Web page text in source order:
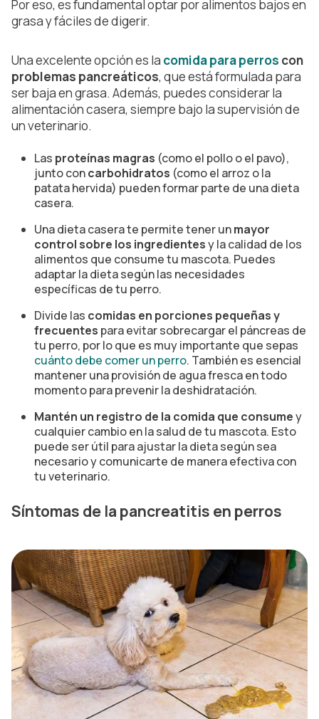
Por eso, es fundamental optar por alimentos bajos en
grasa y fáciles de digerir.
Una excelente opción es la comida para perros con
problemas pancreáticos, que está formulada para
ser baja en grasa. Además, puedes considerar la
alimentación casera, siempre bajo la supervisión de
un veterinario.
Las proteínas magras (como el pollo o el pavo),
junto concarbohidratos (como el arroz o la
patata hervida) pueden formar parte de una dieta
casera.
Una dieta casera te permite tener unmayor
control sobre los ingredientesy la calidad de los
alimentos que consume tu mascota. Puedes
adaptar la dieta según las necesidades
específicas de tu perro.
Divide las comidas en porciones pequeñas y
frecuentes para evitar sobrecargar el páncreas de
tu perro, por lo que es muy importante que sepas
cuánto debe comer un perro. También es esencial
mantener una provisión de agua fresca en todo
momento para prevenir la deshidratación.
Mantén un registro de la comida que consumey
cualquier cambio en la salud de tu mascota. Esto
puede ser útil para ajustar la dieta según sea
necesario y comunicarte de manera efectiva con
tu veterinario.
Síntomas de la pancreatitis en perros